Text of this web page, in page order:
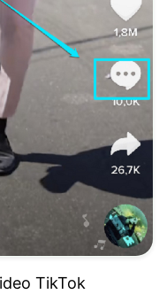
TikTok